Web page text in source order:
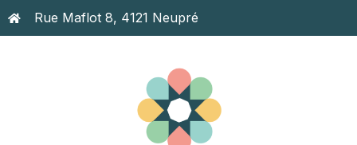
Rue Maflot 8, 4121 Neupré